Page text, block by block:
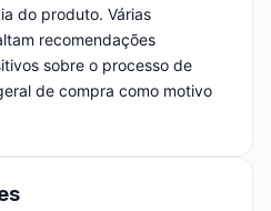
do produto. Várias
recomendações
sobre o processo de
de compra como motivo